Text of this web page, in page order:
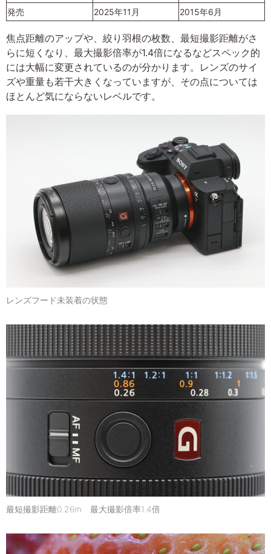
発売
2025年11月 2015年6月
焦点距離のアップや、絞り羽根の枚数、最短撮影距離がさ
らに短くなり、最大撮影倍率が1.4倍になるなどスペック的
には大幅に変更されているのが分かります。レンズのサイ
ズや重量も若干大きくなっていますが、その点については
ほとんど気にならないレベルです。
レンズフード未装着の状態
最短撮影距離0.26m 最大撮影倍率1.4倍